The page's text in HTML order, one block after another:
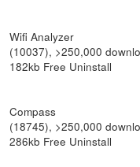
Wifi Analyzer
(10037), >250,000
182kb Free Uninstall
Compass
(18745), >250,000
286kb Free Uninstall